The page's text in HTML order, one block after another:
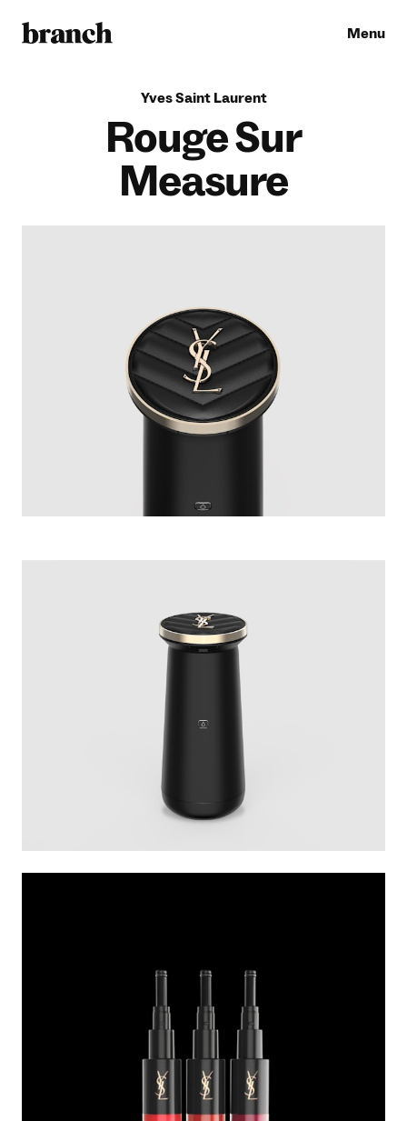
Menu
YvesSaint Laurent
Rouge Sur
Measure